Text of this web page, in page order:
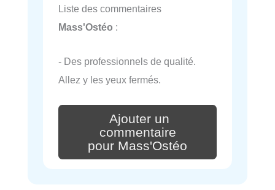
Liste des commentaires
Mass'Ostéo :
- Des professionnels de qualité.
Allez y les yeux fermés.
Ajouter un
commentaire
pour Mass'Ostéo